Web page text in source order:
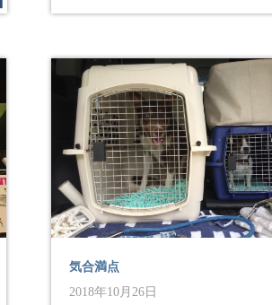
気合満点
2018年10月26日